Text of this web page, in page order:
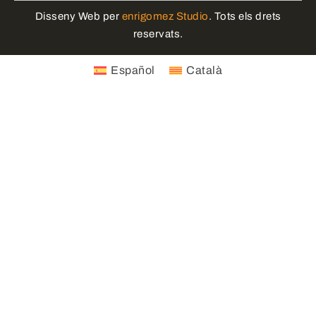
Disseny Web per enrigomez Studio. Tots els drets
reservats.
Español Català